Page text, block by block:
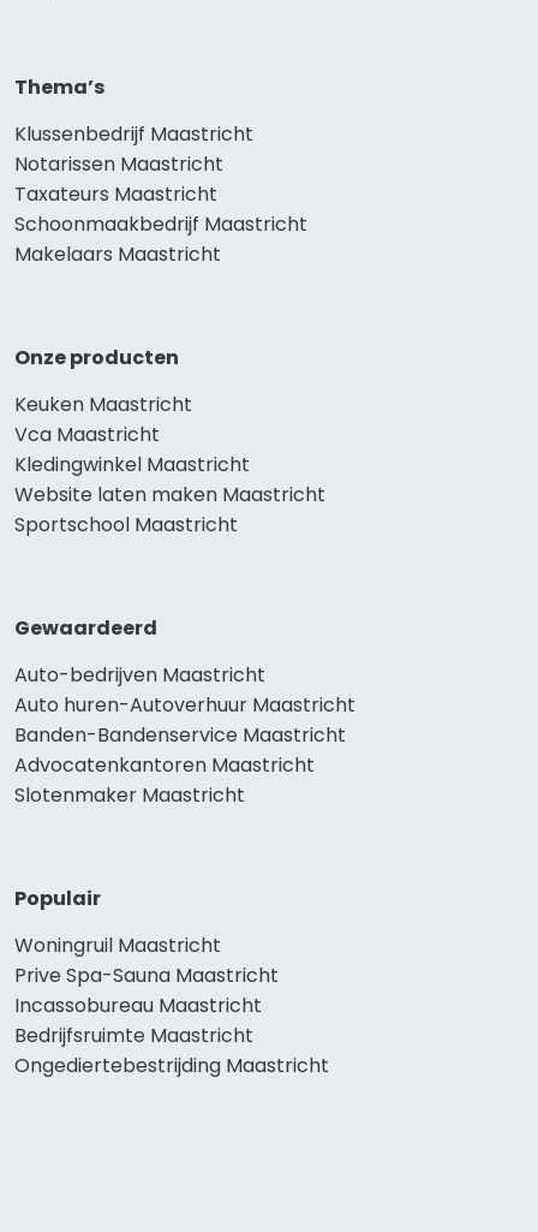
Thema’s
Klussenbedrijf Maastricht
Notarissen Maastricht
Taxateurs Maastricht
Schoonmaakbedrijf Maastricht
Makelaars Maastricht
Onze producten
Keuken Maastricht
Vca Maastricht
Kledingwinkel Maastricht
Website laten maken Maastricht
Sportschool Maastricht
Gewaardeerd
Auto-bedrijven Maastricht
Auto huren-Autoverhuur Maastricht
Banden-Bandenservice Maastricht
Advocatenkantoren Maastricht
Slotenmaker Maastricht
Populair
Woningruil Maastricht
Prive Spa-Sauna Maastricht
Incassobureau Maastricht
Bedrijfsruimte Maastricht
Ongediertebestrijding Maastricht